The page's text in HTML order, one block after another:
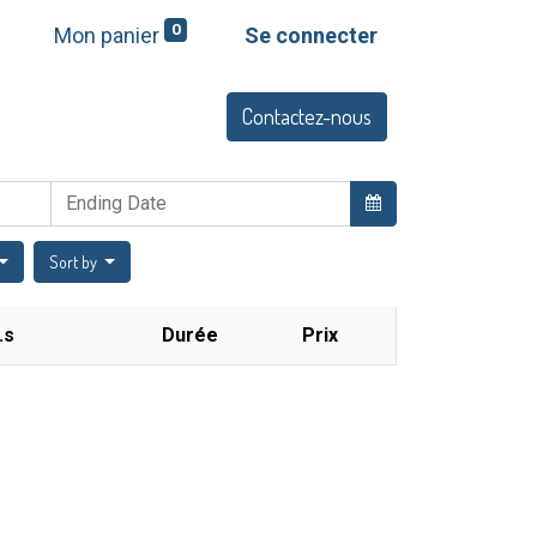
Mon panier 0 Se connecter
Contactez-nous
Sort by
Durée Prix